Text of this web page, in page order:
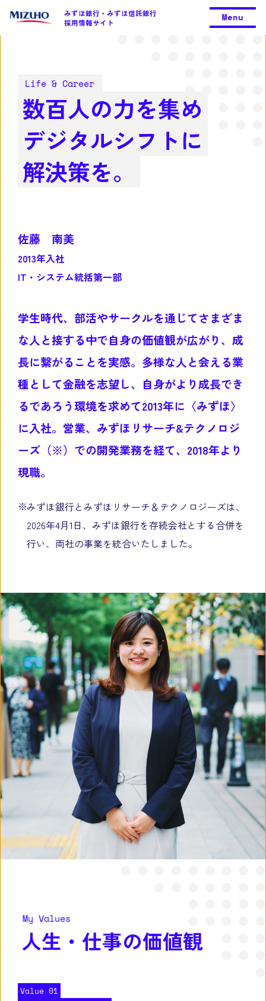
みずほ銀行・みずほ信託銀行
採用情報サイト
Menu
Life & Career
数百人の力を集め
デジタルシフトに
解決策を。
佐藤 南美
2013年入社
IT・システム統括第一部
学生時代、部活やサークルを通じてさまざま
な人と接する中で自身の価値観が広がり、成
長に繋がることを実感。多様な人と会える業
種として金融を志望し、自身がより成長でき
るであろう環境を求めて2013年に〈みずほ〉
に入社。営業、みずほリサーチ&テクノロジ
ーズ（※）での開発業務を経て、2018年より
現職。
みずほ銀行とみずほリサーチ＆テクノロジーズは、
2026年4月1日、みずほ銀行を存続会社とする合併を
行い、両社の事業を統合いたしました。
My Values
人生・仕事の価値観
Value 01